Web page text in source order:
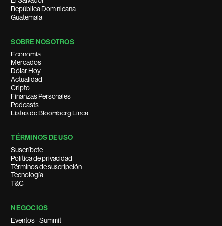
República Dominicana
Guatemala
SOBRE NOSOTROS
Economía
Mercados
Dólar Hoy
Actualidad
Cripto
Finanzas Personales
Podcasts
Listas de Bloomberg Línea
TÉRMINOS DE USO
Suscríbete
Política de privacidad
Términos de suscripción
Tecnología
T&C
NEGOCIOS
Eventos - Summit